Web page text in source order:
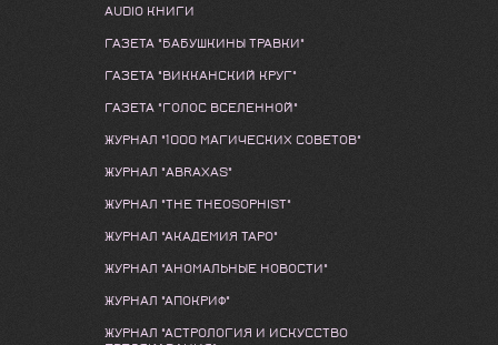
AUDIO КНИГИ
ГАЗЕТА "БАБУШКИНЫ ТРАВКИ"
ГАЗЕТА "ВИККАНСКИЙ КРУГ"
ГАЗЕТА "ГОЛОС ВСЕЛЕННОЙ"
ЖУРНАЛ "1000 МАГИЧЕСКИХ СОВЕТОВ"
ЖУРНАЛ "ABRAXAS"
ЖУРНАЛ "THE THEOSOPHIST"
ЖУРНАЛ "АКАДЕМИЯ ТАРО"
ЖУРНАЛ "АНОМАЛЬНЫЕ НОВОСТИ"
ЖУРНАЛ "АПОКРИФ"
ЖУРНАЛ "АСТРОЛОГИЯ И ИСКУССТВО